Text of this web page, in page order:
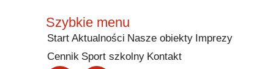
Szybkie menu
Start Aktualności Nasze obiekty Imprezy
Cennik Sport szkolny Kontakt